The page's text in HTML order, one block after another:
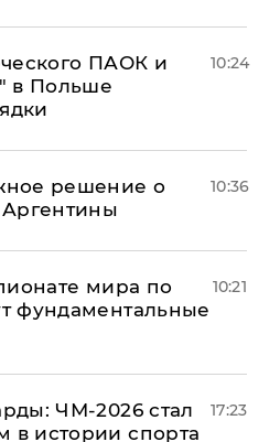
ПАОК и
в Польше
10:24
решение о
10:36
мира по
фундаментальные
10:21
ЧМ-2026 стал
истории спорта
17:23